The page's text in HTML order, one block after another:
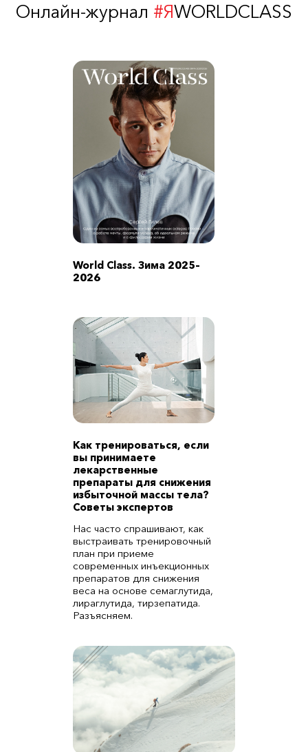
Онлайн-журнал #ЯWORLDCLASS
World Class. Зима 2025–
2026
Как тренироваться, если
вы принимаете
лекарственные
препараты для снижения
избыточной массы тела?
Советы экспертов
Нас часто спрашивают, как
выстраивать тренировочный
план при приеме
современных инъекционных
препаратов для снижения
веса на основе семаглутида,
лираглутида, тирзепатида.
Разъясняем.